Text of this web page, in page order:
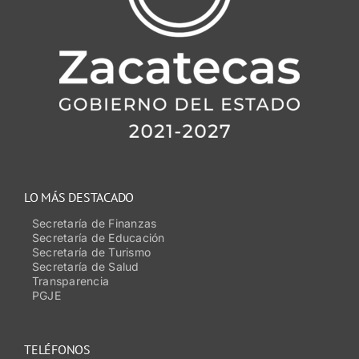
TELÉFONOS
LO MÁS DESTACADO
Secretaría de Finanzas
Secretaría de Educación
Secretaría de Turismo
Secretaría de Salud
Transparencia
PGJE